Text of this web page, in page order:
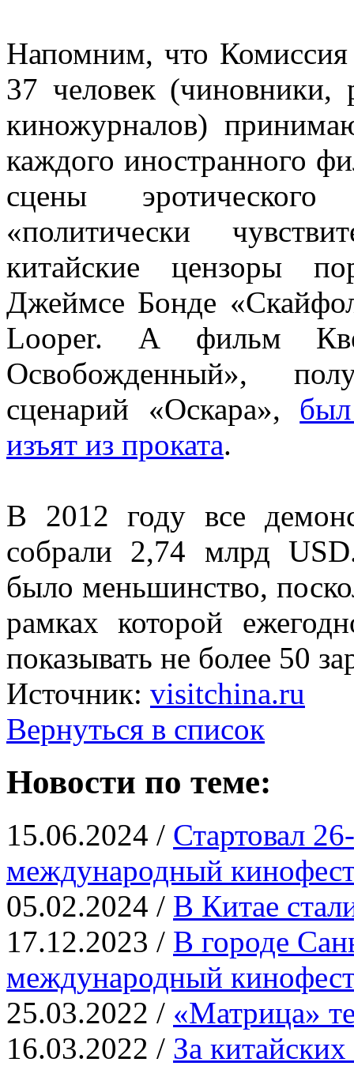
Напомним, что
37 человек (чиновники,
киножурналов)
каждого иностранного
сцены
«политически
китайские цензоры
Джеймсе Бонде
Looper. А фильм
Освобожденный»,
сценарий «Оскара»,
изъят из проката.
В 2012 году все
собрали 2,74 млрд
было меньшинство,
рамках которой
показывать не более 50
Источник: visitchina.ru
Вернуться в список
Новости по теме:
15.06.2024 / Стартовал
международный
05.02.2024 / В Китае
17.12.2023 / В городе
международный
25.03.2022 / «Матрица»
16.03.2022 / За